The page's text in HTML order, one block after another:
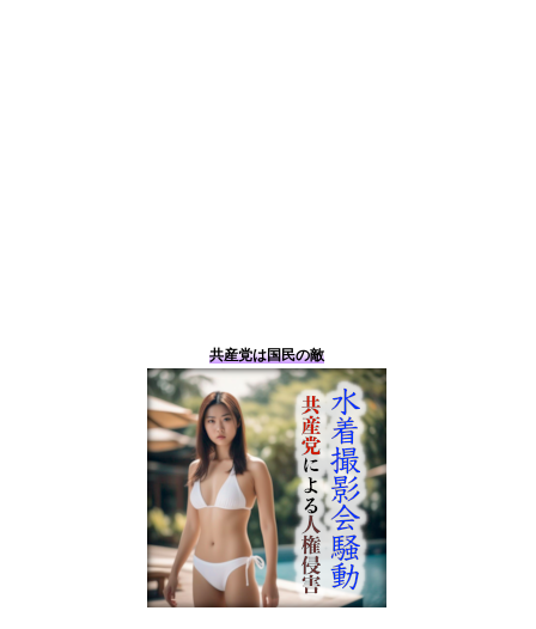
共産党は国民の敵